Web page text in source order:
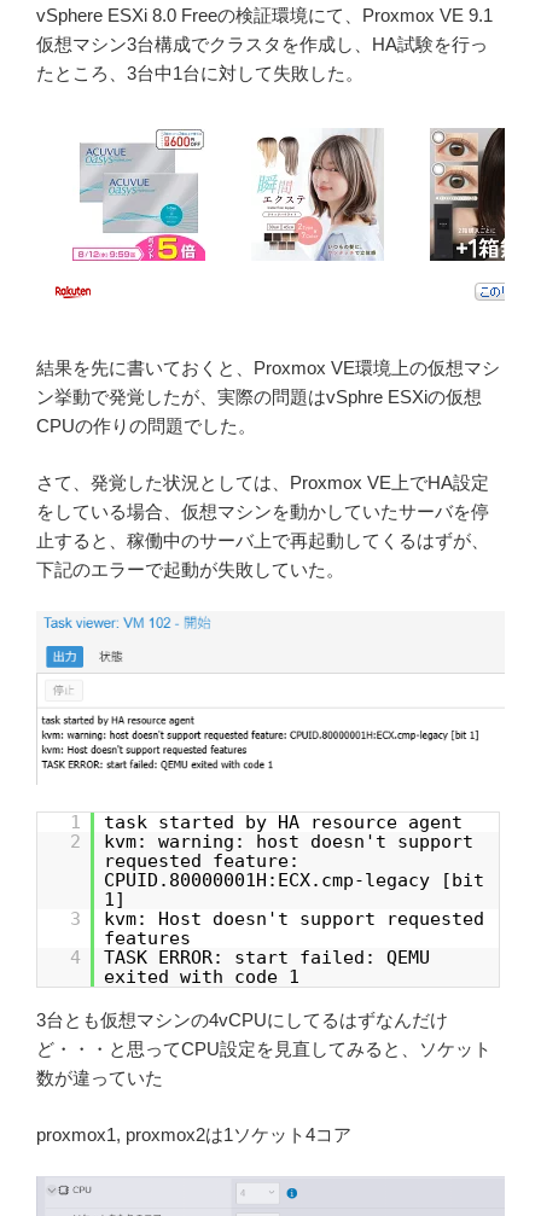
vSphere ESXi 8.0 Freeの検証環境にて、Proxmox VE 9.1
仮想マシン3台構成でクラスタを作成し、HA試験を行っ
たところ、3台中1台に対して失敗した。
結果を先に書いておくと、Proxmox VE環境上の仮想マシ
ン挙動で発覚したが、実際の問題はvSphre ESXiの仮想
CPUの作りの問題でした。
さて、発覚した状況としては、Proxmox VE上でHA設定
をしている場合、仮想マシンを動かしていたサーバを停
止すると、稼働中のサーバ上で再起動してくるはずが、
下記のエラーで起動が失敗していた。
1
task started by HA resource agent
2
kvm: warning: host doesn't support
requested feature:
CPUID.80000001H:ECX.cmp-legacy [bit
1]
3
kvm: Host doesn't support requested
features
4
TASK ERROR: start failed: QEMU
exited with code 1
3台とも仮想マシンの4vCPUにしてるはずなんだけ
ど・・・と思ってCPU設定を見直してみると、ソケット
数が違っていた
proxmox1, proxmox2は1ソケット4コア